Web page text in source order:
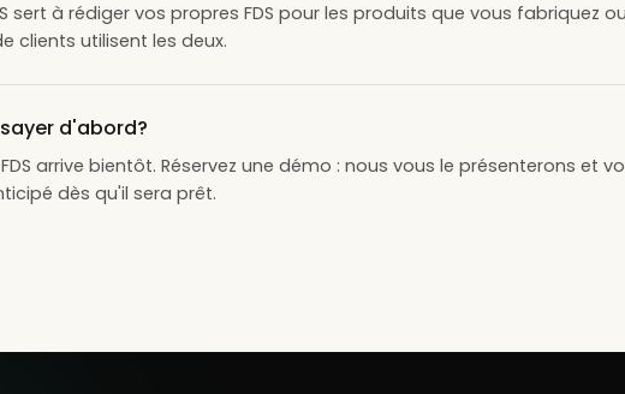
sert à rédiger vos propres FDS pour les produits que vous fabriquez
clients utilisent les deux.
d'abord?
arrive bientôt. Réservez une démo : nous vous le présenterons et
dès qu'il sera prêt.